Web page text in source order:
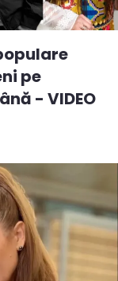
pe
- VIDEO